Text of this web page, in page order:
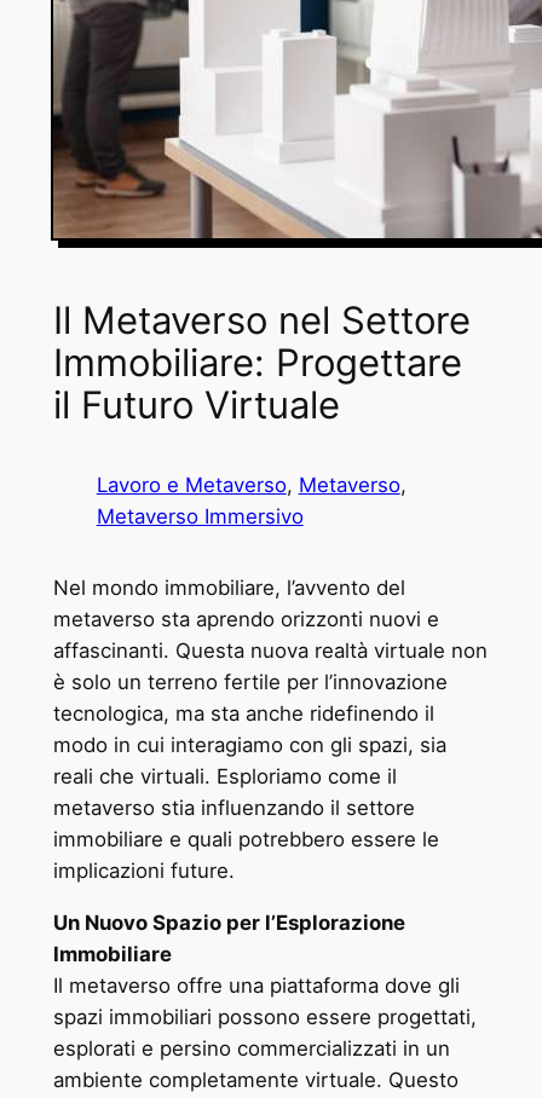
Il Metaverso nel Settore
Immobiliare: Progettare
il Futuro Virtuale
Lavoro e Metaverso, Metaverso
Metaverso Immersivo
Nel mondo immobiliare, l’avvento del
metaverso sta aprendo orizzonti nuovi e
affascinanti. Questa nuova realtà virtuale non
è solo un terreno fertile per l’innovazione
tecnologica, ma sta anche ridefinendo il
modo in cui interagiamo con gli spazi, sia
reali che virtuali. Esploriamo come il
metaverso stia influenzando il settore
immobiliare e quali potrebbero essere le
implicazioni future.
Un Nuovo Spazio per l’Esplorazione
Immobiliare
Il metaverso offre una piattaforma dove gli
spazi immobiliari possono essere progettati,
esplorati e persino commercializzati in un
ambiente completamente virtuale. Questo